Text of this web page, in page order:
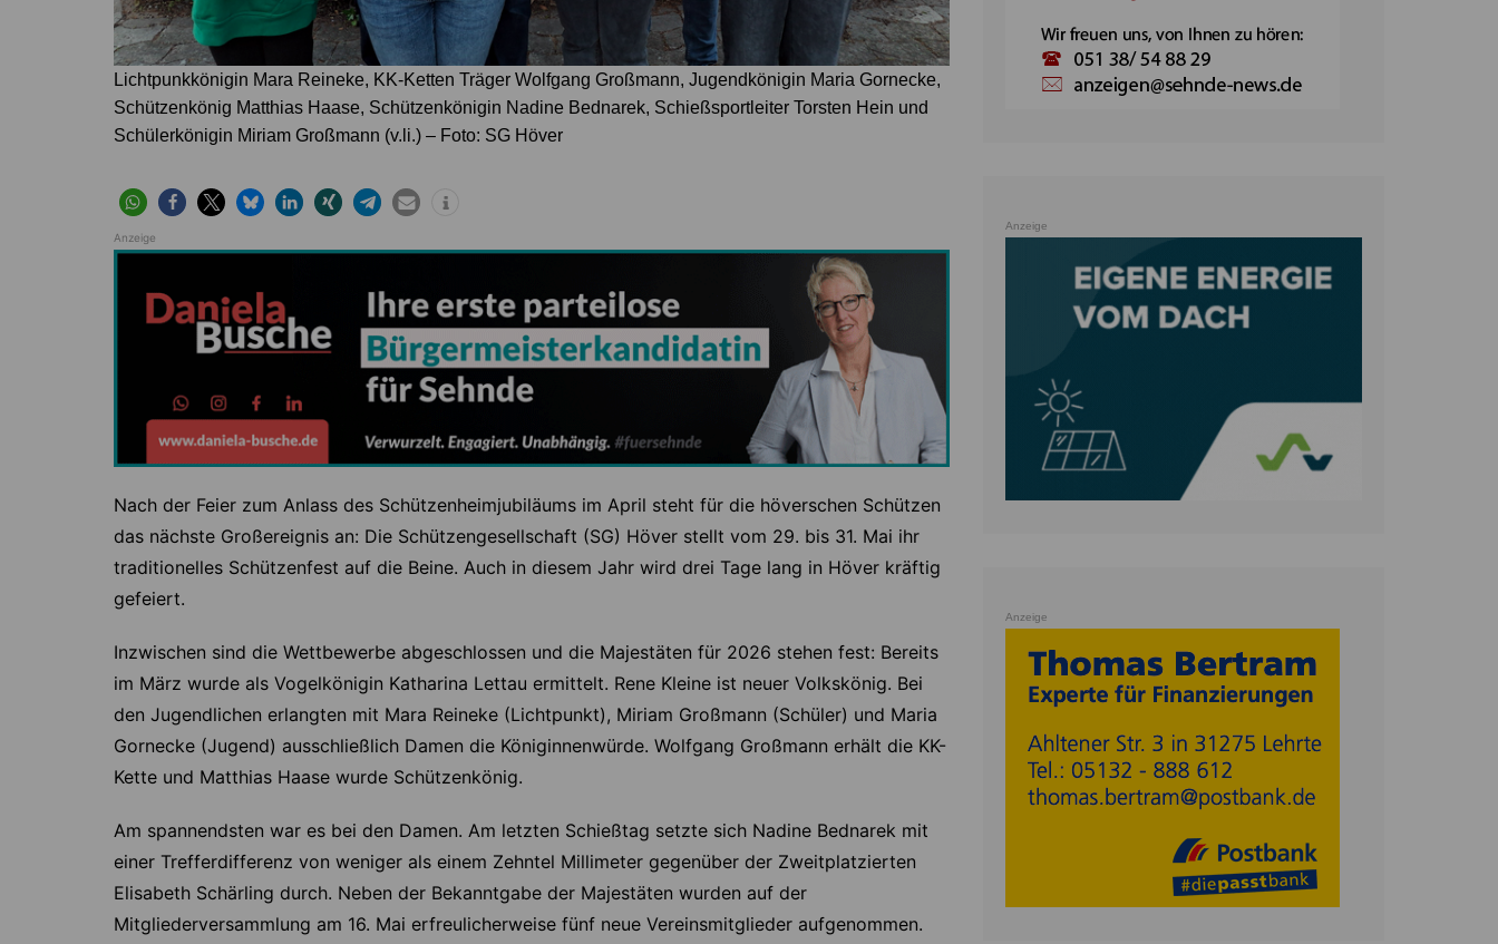
Lichtpunkkönigin Mara Reineke, KK-Ketten Träger Wolfgang Großmann, Jugendkönigin Maria Gornecke,
Schützenkönig Matthias Haase, Schützenkönigin Nadine Bednarek, Schießsportleiter Torsten Hein und
Schülerkönigin Miriam Großmann (v.li.) – Foto: SG Höver
Anzeige
Nach der Feier zum Anlass des Schützenheimjubiläums im April steht für die höverschen Schützen
das nächste Großereignis an: Die Schützengesellschaft (SG) Höver stellt vom 29. bis 31. Mai ihr
traditionelles Schützenfest auf die Beine. Auch in diesem Jahr wird drei Tage lang in Höver kräftig
gefeiert.
Inzwischen sind die Wettbewerbe abgeschlossen und die Majestäten für 2026 stehen fest: Bereits
im März wurde als Vogelkönigin Katharina Lettau ermittelt. Rene Kleine ist neuer Volkskönig. Bei
den Jugendlichen erlangten mit Mara Reineke (Lichtpunkt), Miriam Großmann (Schüler) und Maria
Gornecke (Jugend) ausschließlich Damen die Königinnenwürde. Wolfgang Großmann erhält die KK-
Kette und Matthias Haase wurde Schützenkönig.
Am spannendsten war es bei den Damen. Am letzten Schießtag setzte sich Nadine Bednarek mit
einer Trefferdifferenz von weniger als einem Zehntel Millimeter gegenüber der Zweitplatzierten
Elisabeth Schärling durch. Neben der Bekanntgabe der Majestäten wurden auf der
Mitgliederversammlung am 16. Mai erfreulicherweise fünf neue Vereinsmitglieder aufgenommen.
Anzeige
Anzeige